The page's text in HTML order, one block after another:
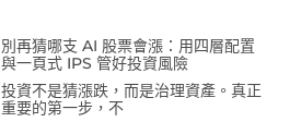
別再猜哪支 AI 股票會漲：用四層配置
與一頁式 IPS 管好投資風險
投資不是猜漲跌，而是治理資產。真正
重要的第一步，不